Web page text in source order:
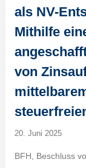
als NV-
Mithilfe
von
20. Juni 2025
BFH, Beschluss